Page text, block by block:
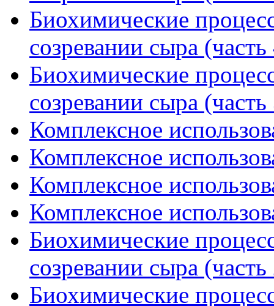
Биохимические
созревании сыра (часть
Биохимические
созревании сыра (часть
Комплексное
Комплексное
Комплексное
Комплексное
Биохимические
созревании сыра (часть
Биохимические